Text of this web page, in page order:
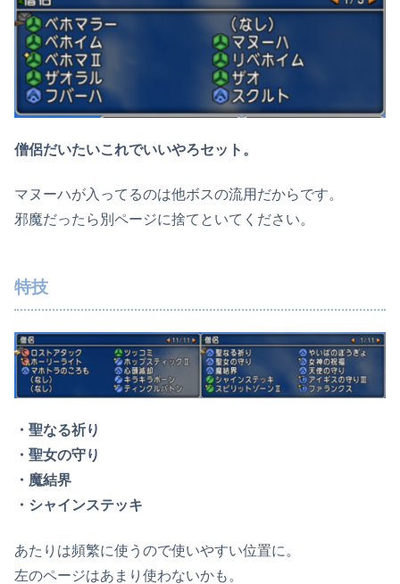
僧侶だいたいこれでいいやろセット。
マヌーハが入ってるのは他ボスの流用だからです。
邪魔だったら別ページに捨てといてください。
特技
・聖なる祈り
・聖女の守り
・魔結界
・シャインステッキ
あたりは頻繁に使うので使いやすい位置に。
左のページはあまり使わないかも。